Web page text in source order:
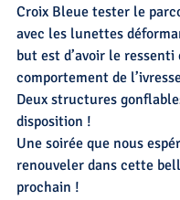
Croix Bleue tester le
avec les lunettes
but est d’avoir le
comportement de
Deux structures
disposition !
Une soirée que nous
renouveler dans cette
prochain !